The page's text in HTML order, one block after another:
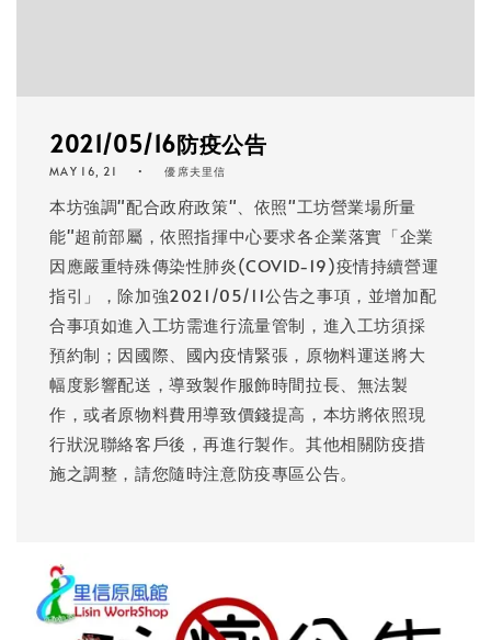
2021/05/16防疫公告
MAY 16, 21 優席夫里信
本坊強調"配合政府政策"、依照"工坊營業場所量
能"超前部屬，依照指揮中心要求各企業落實「企業
因應嚴重特殊傳染性肺炎(COVID-19)疫情持續營運
指引」，除加強2021/05/11公告之事項，並增加配
合事項如進入工坊需進行流量管制，進入工坊須採
預約制；因國際、國內疫情緊張，原物料運送將大
幅度影響配送，導致製作服飾時間拉長、無法製
作，或者原物料費用導致價錢提高，本坊將依照現
行狀況聯絡客戶後，再進行製作。其他相關防疫措
施之調整，請您隨時注意防疫專區公告。